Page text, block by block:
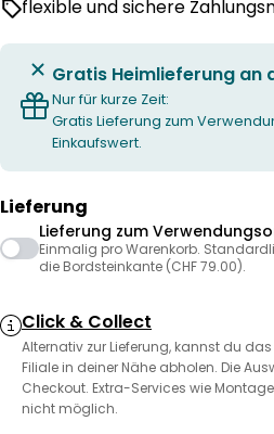
flexible und sichere
Gratis Heimlieferung an
Nur für kurze Zeit:
Gratis Lieferung zum
Einkaufswert.
Lieferung
Lieferung zum
Einmalig pro Warenkorb.
die Bordsteinkante (CHF 79.00).
Click & Collect
Alternativ zur Lieferung, kannst du
Filiale in deiner Nähe abholen. Die
Checkout. Extra-Services wie
nicht möglich.